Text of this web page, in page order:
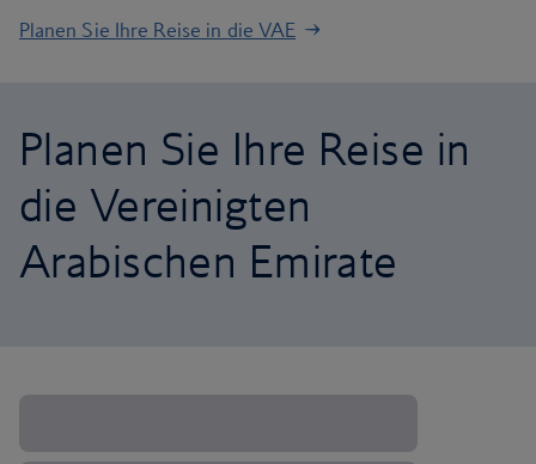
Planen Sie Ihre Reise in die VAE
Planen Sie Ihre Reise in
die Vereinigten
Arabischen Emirate